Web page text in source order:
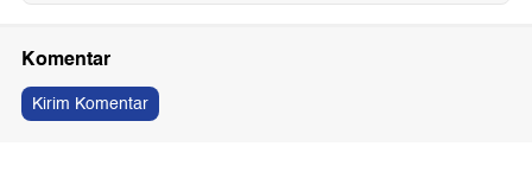
Komentar
Kirim Komentar